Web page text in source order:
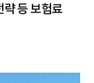
략 등 보험료